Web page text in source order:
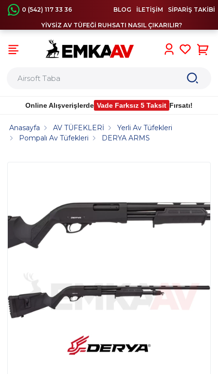
0 (542) 117 33 36 BLOG İLETİŞİM SİPARİŞ TAKİBİ
YİVSİZ AV TÜFEĞİ RUHSATI NASIL ÇIKARILIR?
Online Alışverişlerde Vade Farksız 5 Taksit Fırsatı!
Anasayfa AV TÜFEKLERİ
Yerli Av Tüfekleri
Pompalı Av Tüfekleri
DERYA ARMS